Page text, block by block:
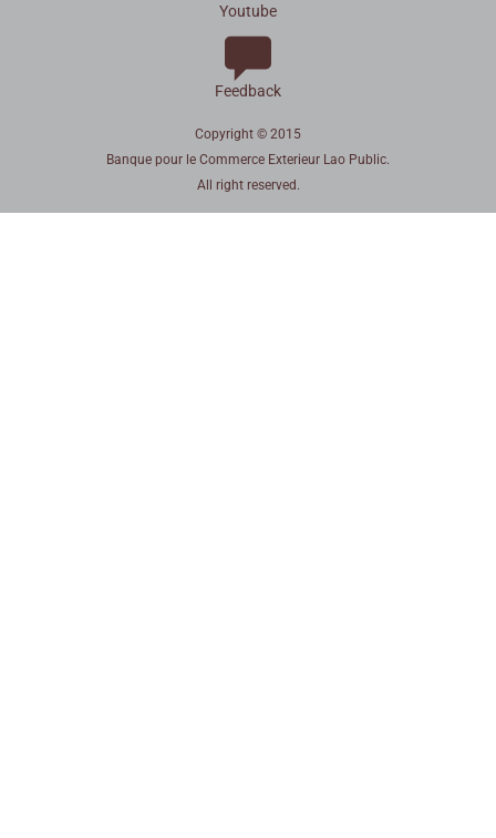
Youtube
Feedback
Copyright © 2015
Banque pour le Commerce Exterieur Lao Public.
All right reserved.